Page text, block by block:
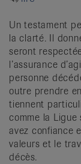
Un testament
la clarté. Il
seront
l’assurance
personne
outre prendre
tiennent
comme la Ligue
avez confiance
valeurs et le
décès.